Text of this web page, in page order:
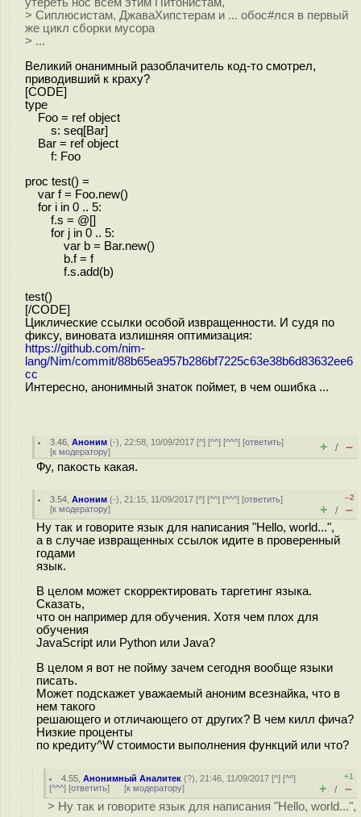
> Сиплюсистам, ДжаваХипстерам и ... обос#лся в первый
же цикл сборки мусора
> ...
Великий онанимный разоблачитель код-то смотрел,
приводивший к краху?
[CODE]
type
Foo = ref object
s: seq[Bar]
Bar = ref object
f: Foo
proc test() =
var f = Foo.new()
for i in 0 .. 5:
f.s = @[]
for j in 0 .. 5:
var b = Bar.new()
b.f = f
f.s.add(b)
test()
[/CODE]
Циклические ссылки особой извращенности. И судя по
фиксу, виновата излишняя оптимизация:
https://github.com/nim-
lang/Nim/commit/88b65ea957b286bf7225c63e38b6d83632ee6
cc
Интересно, анонимный знаток поймет, в чем ошибка ...
3.46 ,Аноним (-), 22:58, 10/09/2017 [^] [^^] [^^^] [ответить]
[к модератору] + / –
Фу, пакость какая.
3.54 ,Аноним (-), 21:15, 11/09/2017 [^] [^^] [^^^] [ответить]
[к модератору]
–2
+ / –
Ну так и говорите язык для написания "Hello, world...",
а в случае извращенных ссылок идите в проверенный
годами
язык.
В целом может скорректировать таргетинг языка.
Сказать,
что он например для обучения. Хотя чем плох для
обучения
JavaScript или Python или Java?
В целом я вот не пойму зачем сегодня вообще языки
писать.
Может подскажет уважаемый аноним всезнайка, что в
нем такого
решающего и отличающего от других? В чем килл фича?
Низкие проценты
по кредиту^W стоимости выполнения функций или что?
4.55 ,Анонимный Аналитек (?), 21:46, 11/09/2017 [^] [^^]
[^^^] [ответить] [к модератору]
+1
+ / –
> Ну так и говорите язык для написания "Hello, world...",